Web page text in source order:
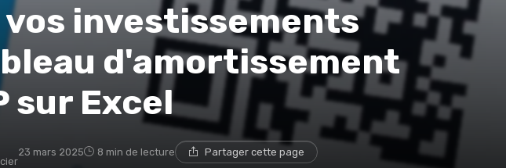
investissements
d'amortissement
sur Excel
23 mars 2025 8 min de lecture Partager cette page